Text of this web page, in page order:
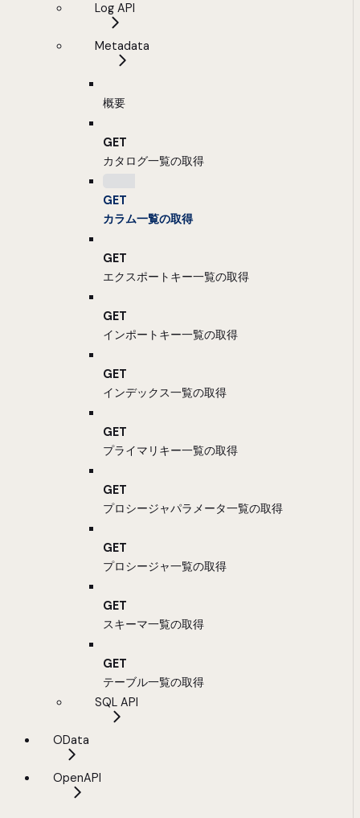
Log API
Metadata
概要
GET
カタログ一覧の取得
GET
カラム一覧の取得
GET
エクスポートキー一覧の取得
GET
インポートキー一覧の取得
GET
インデックス一覧の取得
GET
プライマリキー一覧の取得
GET
プロシージャパラメータ一覧の取得
GET
プロシージャ一覧の取得
GET
スキーマ一覧の取得
GET
テーブル一覧の取得
SQL API
OData
OpenAPI